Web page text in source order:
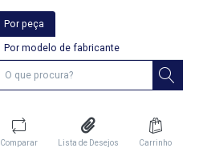
Por peça
Por modelo de fabricante
Comparar Lista de Desejos Carrinho